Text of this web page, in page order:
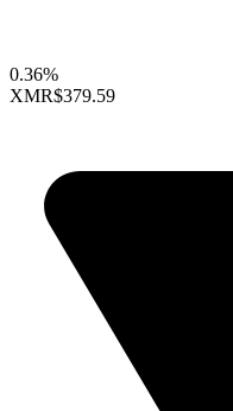
0.36%
XMR$379.59